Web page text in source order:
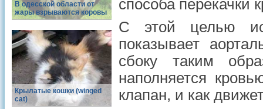
В одесской области от
жары взрываются коровы
Крылатые кошки (winged
cat)
способа перекачки
С этой целью
показывает
сбоку таким
наполняется
клапан, и как